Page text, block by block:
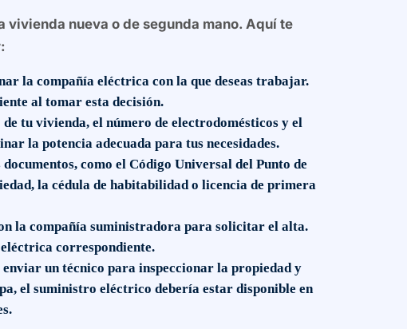
nueva o de segunda mano. Aquí te
la compañía eléctrica con la que deseas trabajar.
al tomar esta decisión.
tu vivienda, el número de electrodomésticos y el
la potencia adecuada para tus necesidades.
como el Código Universal del Punto de
la cédula de habitabilidad o licencia de primera
la compañía suministradora para solicitar el alta.
correspondiente.
un técnico para inspeccionar la propiedad y
el suministro eléctrico debería estar disponible en